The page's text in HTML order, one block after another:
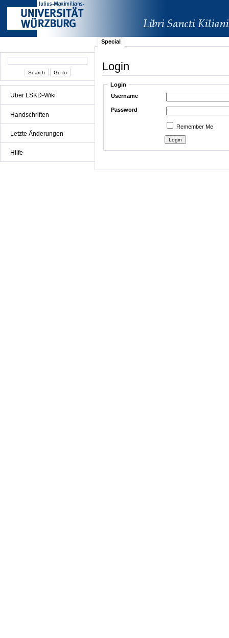
Über LSKD-Wiki
Handschriften
Letzte Änderungen
Hilfe
Special
Login
Login
Username
Password
Remember Me